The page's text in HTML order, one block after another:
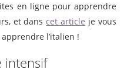
en ligne pour apprendre
et danscet article je vous
l’italien !
intensif